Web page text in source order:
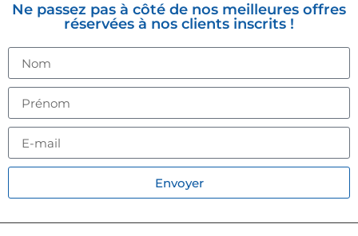
Ne passez pas à côté de nos meilleures offres
réservées à nos clients inscrits !
Envoyer